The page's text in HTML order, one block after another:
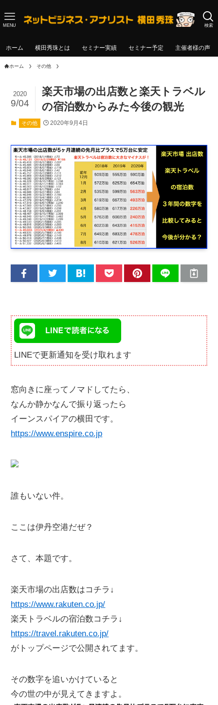
検索
MENU
ホーム 横田秀珠とは セミナー実績 セミナー予定 主催者様の声
ホーム その他
楽天市場の出店数と楽天トラベル
の宿泊数からみた今後の観光
2020
9/04
その他 2020年9月4日
LINEで更新通知を受け取れます
窓向きに座ってノマドしてたら、
なんか静かなんで振り返ったら
イーンスパイアの横田です。
https://www.enspire.co.jp
誰もいない件。
ここは伊丹空港だぜ？
さて、本題です。
楽天市場の出店数はコチラ↓
https://www.rakuten.co.jp/
楽天トラベルの宿泊数コチラ↓
https://travel.rakuten.co.jp/
がトップページで公開されてます。
その数字を追いかけていると
今の世の中が見えてきますよ。